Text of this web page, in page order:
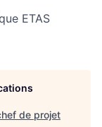
ETAS
de projet